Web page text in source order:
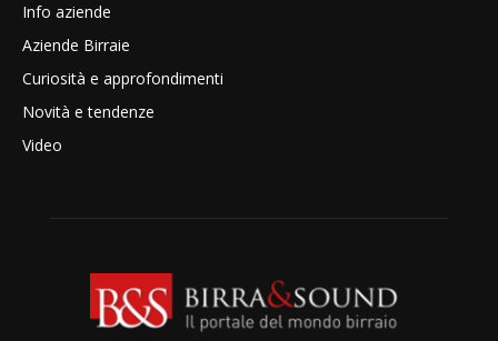
Info aziende
Aziende Birraie
Curiosità e approfondimenti
Novità e tendenze
Video